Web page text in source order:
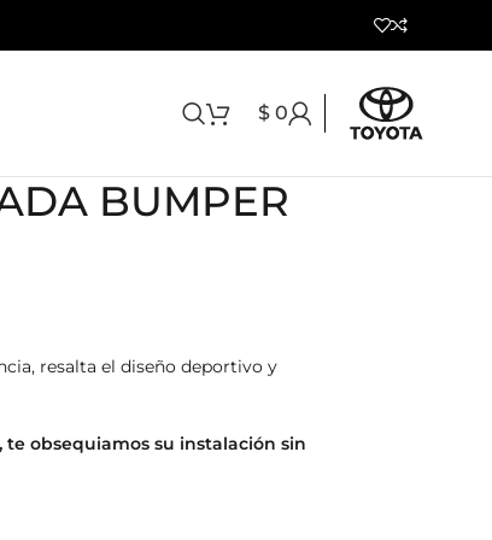
$0
BUMPER
resalta el diseño deportivo y
obsequiamos su instalación sin